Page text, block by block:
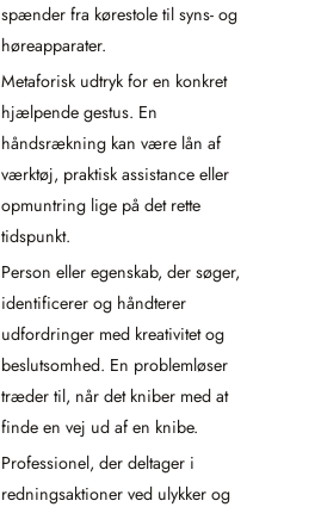
spænder fra kørestole til syns- og
høreapparater.
Metaforisk udtryk for en konkret
hjælpende gestus. En
håndsrækning kan være lån af
værktøj, praktisk assistance eller
opmuntring lige på det rette
tidspunkt.
Person eller egenskab, der søger,
identificerer og håndterer
udfordringer med kreativitet og
beslutsomhed. En problemløser
træder til, når det kniber med at
finde en vej ud af en knibe.
Professionel, der deltager i
redningsaktioner ved ulykker og